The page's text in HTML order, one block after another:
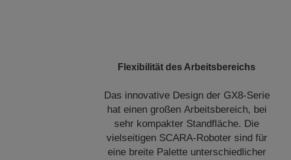
Flexibilität des Arbeitsbereichs
Das innovative Design der GX8-Serie
hat einen großen Arbeitsbereich, bei
sehr kompakter Standfläche. Die
vielseitigen SCARA-Roboter sind für
eine breite Palette unterschiedlicher